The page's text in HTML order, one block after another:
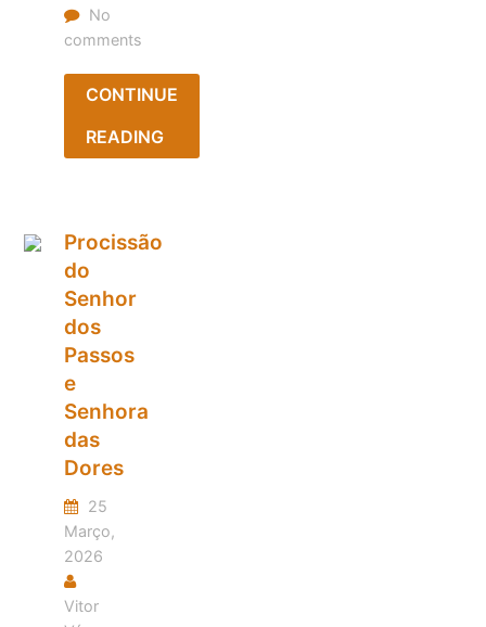
No
comments
CONTINUE
READING
Procissão
do
Senhor
dos
Passos
e
Senhora
das
Dores
25
Março,
2026
Vitor